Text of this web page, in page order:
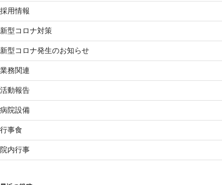
採用情報
新型コロナ対策
新型コロナ発生のお知らせ
業務関連
活動報告
病院設備
行事食
院内行事